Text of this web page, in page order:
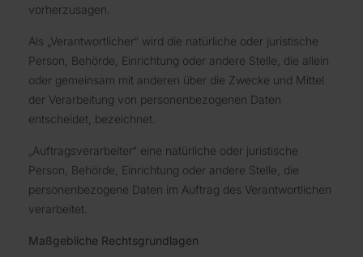
vorherzusagen.
Als „Verantwortlicher“ wird die natürliche oder juristische
Person, Behörde, Einrichtung oder andere Stelle, die allein
oder gemeinsam mit anderen über die Zwecke und Mittel
der Verarbeitung von personenbezogenen Daten
entscheidet, bezeichnet.
„Auftragsverarbeiter“ eine natürliche oder juristische
Person, Behörde, Einrichtung oder andere Stelle, die
personenbezogene Daten im Auftrag des Verantwortlichen
verarbeitet.
Maßgebliche Rechtsgrundlagen